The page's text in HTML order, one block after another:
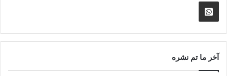
Whatsapp
Channel
آخر ما تم نشره